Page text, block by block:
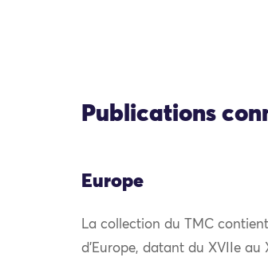
Publications
Europe
La collection du TMC
d’Europe, datant du XVIIe au